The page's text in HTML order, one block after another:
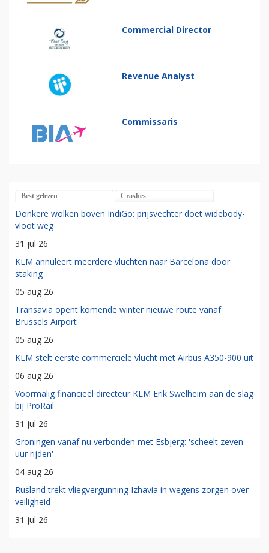
Commercial Director
Revenue Analyst
Commissaris
Best gelezen Crashes
Donkere wolken boven IndiGo: prijsvechter doet widebody-
vloot weg
31 jul 26
KLM annuleert meerdere vluchten naar Barcelona door
staking
05 aug 26
Transavia opent komende winter nieuwe route vanaf
Brussels Airport
05 aug 26
KLM stelt eerste commerciële vlucht met Airbus A350-900 uit
06 aug 26
Voormalig financieel directeur KLM Erik Swelheim aan de slag
bij ProRail
31 jul 26
Groningen vanaf nu verbonden met Esbjerg: 'scheelt zeven
uur rijden'
04 aug 26
Rusland trekt vliegvergunning Izhavia in wegens zorgen over
veiligheid
31 jul 26